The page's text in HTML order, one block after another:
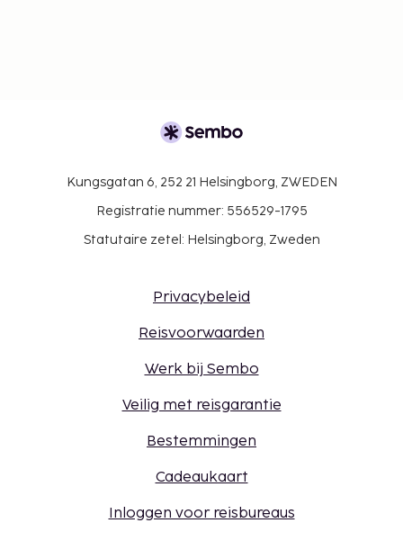
Kungsgatan 6, 252 21 Helsingborg, ZWEDEN
Registratie nummer: 556529-1795
Statutaire zetel: Helsingborg, Zweden
Privacybeleid
Reisvoorwaarden
Werk bij Sembo
Veilig met reisgarantie
Bestemmingen
Cadeaukaart
Inloggen voor reisbureaus